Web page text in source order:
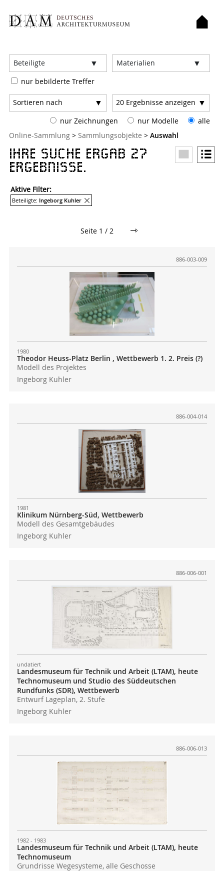
Beteiligte Materialien
nur bebilderte Treffer
Sortieren nach 20 Ergebnisse anzeigen
nur Zeichnungen nur Modelle
alle
Sie sind hier:
Online-Sammlung > Sammlungsobjekte > Auswahl
Ihre Suche ergab 27
Ergebnisse.
Aktive Filter:
Entferne Filter
Beteiligte: Ingeborg Kuhler
Seite 1 / 2 ⇾
886-003-009
1980
Theodor Heuss-Platz Berlin , Wettbewerb 1. 2. Preis (?)
Modell des Projektes
Ingeborg Kuhler
886-004-014
1981
Klinikum Nürnberg-Süd, Wettbewerb
Modell des Gesamtgebäudes
Ingeborg Kuhler
886-006-001
undatiert
Landesmuseum für Technik und Arbeit (LTAM), heute
Technomuseum und Studio des Süddeutschen
Rundfunks (SDR), Wettbewerb
Entwurf Lageplan, 2. Stufe
Ingeborg Kuhler
886-006-013
1982 - 1983
Landesmuseum für Technik und Arbeit (LTAM), heute
Technomuseum
Grundrisse Wegesysteme, alle Geschosse